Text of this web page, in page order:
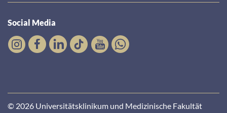
Social Media
© 2026 Universitätsklinikum und Medizinische Fakultät